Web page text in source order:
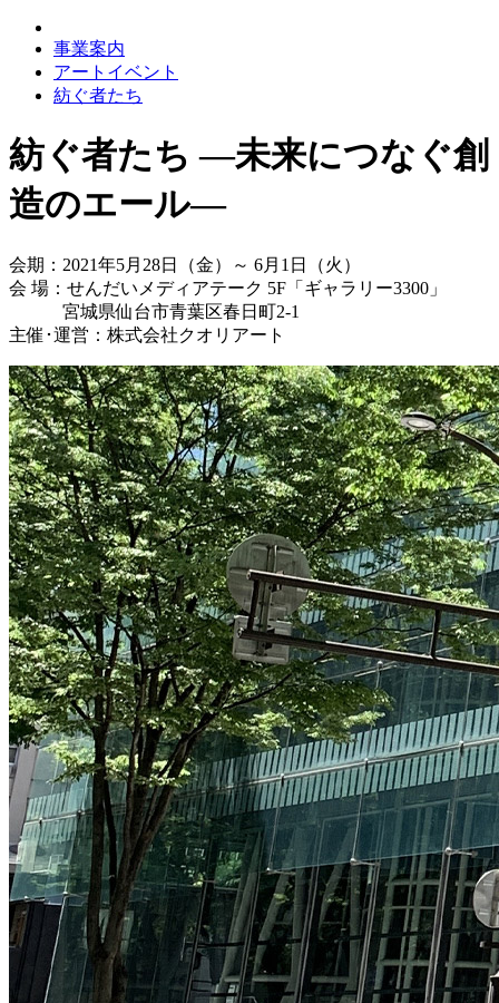
事業案内
アートイベント
紡ぐ者たち
紡ぐ者たち ―未来につなぐ創
造のエール―
会期：2021年5月28日（金）～ 6月1日（火）
会 場：せんだいメディアテーク 5F「ギャラリー3300」
宮城県仙台市青葉区春日町2-1
主催･運営：株式会社クオリアート